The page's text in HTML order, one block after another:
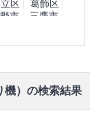
区
葛飾区
市
三鷹市
三宅島
機）の検索結果